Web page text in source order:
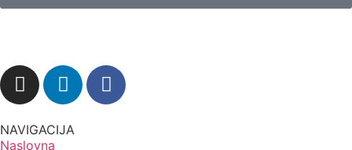
NAVIGACIJA
Naslovna